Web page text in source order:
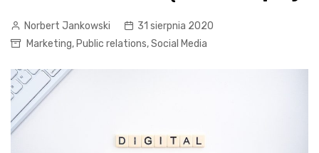
Norbert Jankowski
31 sierpnia 2020
Marketing, Public relations,Social Media